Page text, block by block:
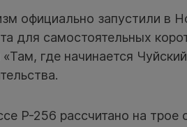
официально запустили в
для самостоятельных
«Там, где начинается
Р-256 рассчитано на трое